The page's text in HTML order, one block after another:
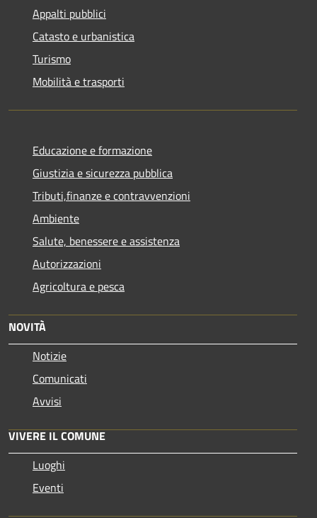
Appalti pubblici
Catasto e urbanistica
Turismo
Mobilità e trasporti
Educazione e formazione
Giustizia e sicurezza pubblica
Tributi,finanze e contravvenzioni
Ambiente
Salute, benessere e assistenza
Autorizzazioni
Agricoltura e pesca
NOVITÀ
Notizie
Comunicati
Avvisi
VIVERE IL COMUNE
Luoghi
Eventi